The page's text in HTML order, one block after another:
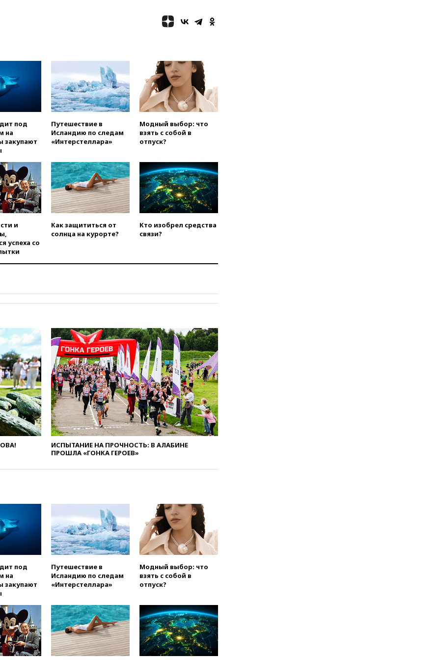
Российский
режиссер Кирилл Соколов
торговым судам в Черном
море
вчера, 21:43Экс-
председатель Верховного
суда Венгрии согласился стать
вчера, 20:58Финляндия
введет экзамен для
вчера, 20:12Минобороны
Болгарии: упавший в стране
беспилотник, скорее всего,
был украинским
вчера, 19:29ОАЭ обвинили
Иран в атаке на судно
нефтяной компании ADNOC в
газа в европейских подземных
вчера, 17:43«Тиса» выдвинула
экс-председателя Верховного
суда на пост президента
Венгрии
вчера, 16:50 Politico: «Газовая
авантюра Германии ставит под
угрозу европейскую зиму»
вчера, 16:16Беспилотник
взорвался вблизи
газопровода в Болгарии
Белгородской области погиб
мирный житель
вчера, 14:54В Аргентине умер
вчера, 14:43
Турция
ограничила судоходство в
Черном море
вчера, 14:20Генпрокурором
США стал Тодд Бланш
Геленджика закрыты из-за
опасности БПЛА
погранконтроль для
итальянских туристов
вчера, 12:27Возгорание на
Ильском НПЗ, вызванное
атакой БПЛА, потушили
под
на
закупают
Путешествие в
Исландию по следам
«Интерстеллара»
Модный выбор: что
взять с собой в
отпуск?
и
успеха со
Как защититься от
солнца на курорте?
Кто изобрел средства
связи?
ИСПЫТАНИЕ НА ПРОЧНОСТЬ: В АЛАБИНЕ
ПРОШЛА «ГОНКА ГЕРОЕВ»
под
на
закупают
Путешествие в
Исландию по следам
«Интерстеллара»
Модный выбор: что
взять с собой в
отпуск?